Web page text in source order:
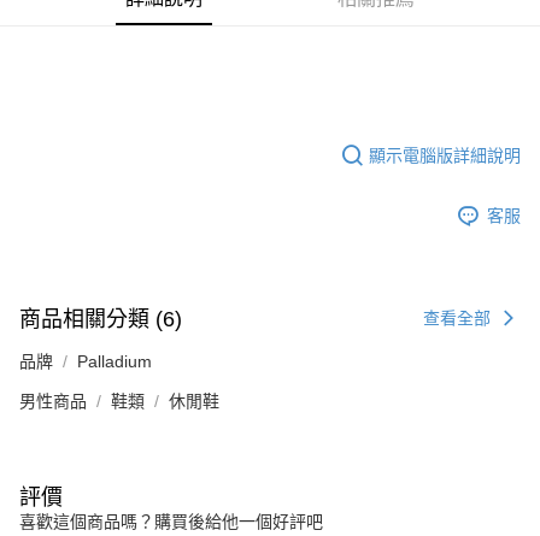
顯示電腦版詳細說明
客服
商品相關分類 (6) 查看全部
品牌 Palladium
男性商品 鞋類 休閒鞋
評價
喜歡這個商品嗎？購買後給他一個好評吧